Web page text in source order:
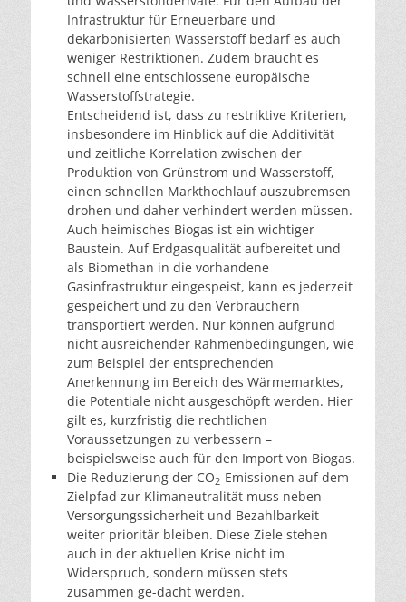
Infrastruktur für Erneuerbare und
dekarbonisierten Wasserstoff bedarf es auch
weniger Restriktionen. Zudem braucht es
schnell eine entschlossene europäische
Wasserstoffstrategie.
Entscheidend ist, dass zu restriktive Kriterien,
insbesondere im Hinblick auf die Additivität
und zeitliche Korrelation zwischen der
Produktion von Grünstrom und Wasserstoff,
einen schnellen Markthochlauf auszubremsen
drohen und daher verhindert werden müssen.
Auch heimisches Biogas ist ein wichtiger
Baustein. Auf Erdgasqualität aufbereitet und
als Biomethan in die vorhandene
Gasinfrastruktur eingespeist, kann es jederzeit
gespeichert und zu den Verbrauchern
transportiert werden. Nur können aufgrund
nicht ausreichender Rahmenbedingungen, wie
zum Beispiel der entsprechenden
Anerkennung im Bereich des Wärmemarktes,
die Potentiale nicht ausgeschöpft werden. Hier
gilt es, kurzfristig die rechtlichen
Voraussetzungen zu verbessern –
beispielsweise auch für den Import von Biogas.
Die Reduzierung der CO2-Emissionen auf dem
Zielpfad zur Klimaneutralität muss neben
Versorgungssicherheit und Bezahlbarkeit
weiter prioritär bleiben. Diese Ziele stehen
auch in der aktuellen Krise nicht im
Widerspruch, sondern müssen stets
zusammen ge-dacht werden.